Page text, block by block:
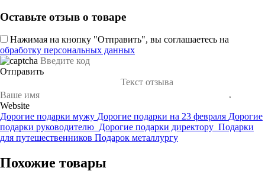
Оставьте отзыв о товаре
Нажимая на кнопку "Отправить", вы соглашаетесь на
обработку персональных данных
Отправить
Website
Дорогие подарки мужу Дорогие подарки на 23 февраля Дорогие
подарки руководителю Дорогие подарки директору Подарки
для путешественников Подарок металлургу
Похожие товары